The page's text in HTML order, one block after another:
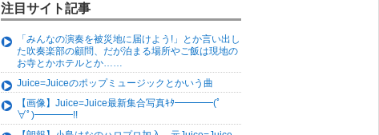
注目サイト記事
「みんなの演奏を被災地に届けよう!」とか言い出し
た吹奏楽部の顧問、だが泊まる場所やご飯は現地の
お寺とかホテルとか……
Juice=Juiceのポップミュージックとかいう曲
【画像】Juice=Juice最新集合写真ｷﾀ━━━━(ﾟ
∀ﾟ)━━━━!!